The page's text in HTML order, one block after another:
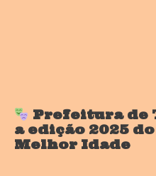
Prefeitura de
a edição 2025
Melhor Idade